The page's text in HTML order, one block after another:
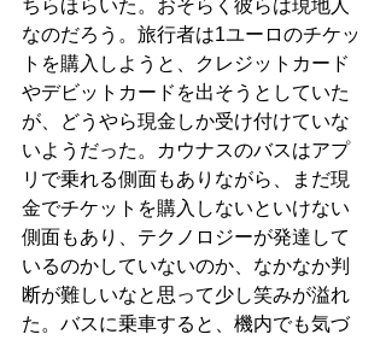
ちらほらいた。おそらく彼らは現地人
なのだろう。旅行者は1ユーロのチケッ
トを購入しようと、クレジットカード
やデビットカードを出そうとしていた
が、どうやら現金しか受け付けていな
いようだった。カウナスのバスはアプ
リで乗れる側面もありながら、まだ現
金でチケットを購入しないといけない
側面もあり、テクノロジーが発達して
いるのかしていないのか、なかなか判
断が難しいなと思って少し笑みが溢れ
た。バスに乗車すると、機内でも気づ